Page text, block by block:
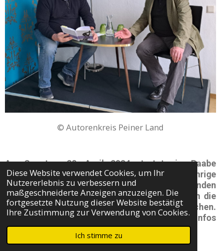
Diese Website verwendet Cookies, um Ihr
Nutzererlebnis zu verbessern und
maßgeschneiderte Anzeigen anzuzeigen. Die
fortgesetzte Nutzung dieser Website bestätigt
Ihre Zustimmung zur Verwendung von Cookies.
Ich stimme zu
© Autorenkreis Peiner Land
Am Sonntag,28. April 2024startete im Raabe
Literaturzentrum in Braunschweig, die diesjährige
"Federleicht"- Reihe der AG Literatur. Die lesenden
AutorenLutz TantowundFrank Sauer nahmen die
Zuhörer/innen mit, ihren Texten zu lauschen.
Besuchen Sie gerne dieLesungen dort - mehr Infos
dazu auf: